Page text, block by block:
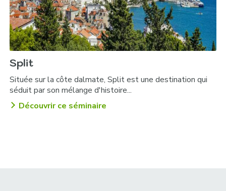
Split
Située sur la côte dalmate, Split est une destination qui
séduit par son mélange d'histoire...
Découvrir ce séminaire